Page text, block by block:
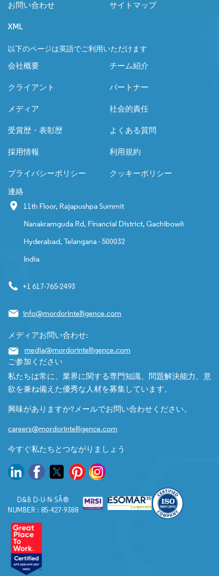
お問い合わせ サイトマップ
XML
以下のページは英語でご利用いただけます
会社概要 チーム紹介
クライアント パートナー
メディア 社会的責任
受賞歴・表彰歴 よくある質問
採用情報 利用規約
プライバシーポリシー クッキーポリシー
連絡
11th Floor, Rajapushpa Summit
Nanakramguda Rd, Financial District, Gachibowli
Hyderabad, Telangana - 500032
India
+1 617-765-2493
info@mordorintelligence.com
メディアお問い合わせ:
media@mordorintelligence.com
ご参加ください
私たちは常に、業界に関する専門知識、問題解決能力、意
欲を兼ね備えた優秀な人材を募集しています。
興味がありますか?メールでお問い合わせください。
careers@mordorintelligence.com
今すぐ私たちとつながりましょう
D&B D-U-N-SÂ®
NUMBER : 85-427-9388